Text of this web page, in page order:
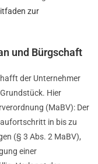
zur
und Bürgschaft
der Unternehmer
Hier
(MaBV): Der
in bis zu
(§ 3 Abs. 2 MaBV),
einer